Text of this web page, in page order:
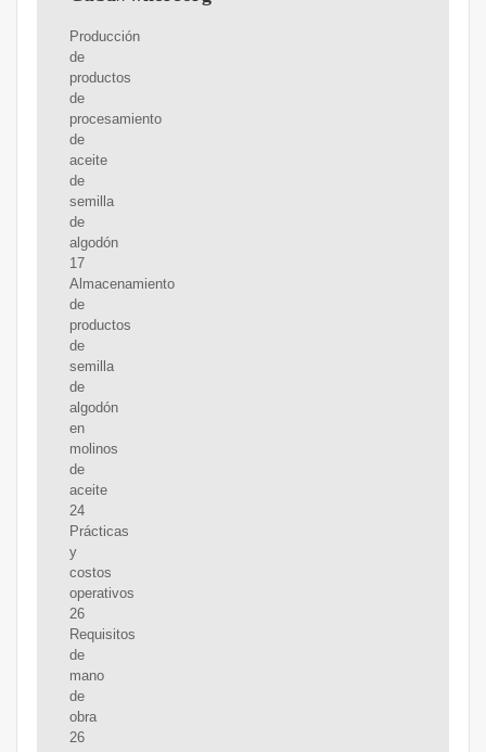
Producción
de
productos
de
procesamiento
de
aceite
de
semilla
de
algodón
17
Almacenamiento
de
productos
de
semilla
de
algodón
en
molinos
de
aceite
24
Prácticas
y
costos
operativos
26
Requisitos
de
mano
de
obra
26